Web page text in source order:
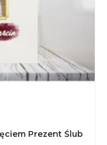
Prezent Ślub